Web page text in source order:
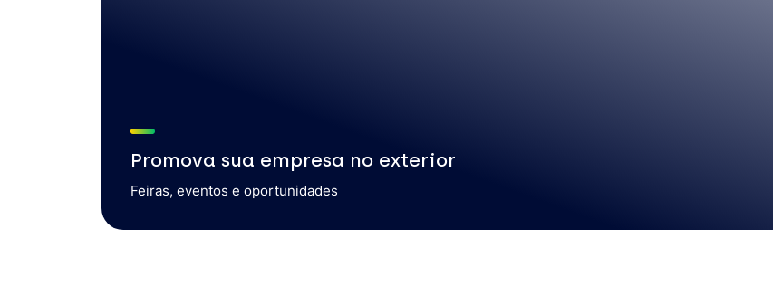
Promova sua empresa no exterior
Feiras, eventos e oportunidades